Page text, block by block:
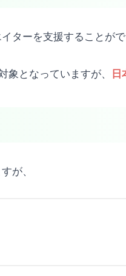
ターを支援することがで
となっていますが、 日
が、